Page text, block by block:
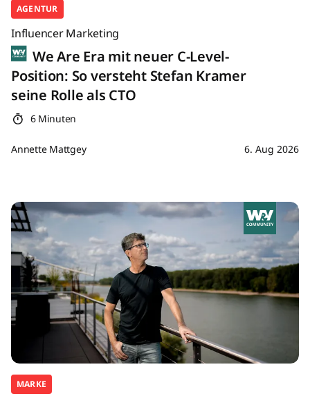
AGENTUR
Influencer Marketing
We Are Era mit neuer C-Level-
Position: So versteht Stefan Kramer
seine Rolle als CTO
6 Minuten
Annette Mattgey 6. Aug 2026
MARKE